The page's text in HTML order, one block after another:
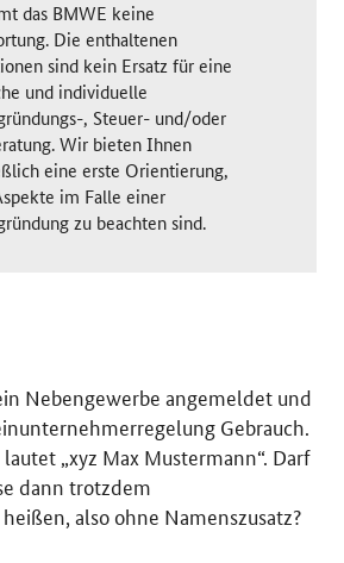
das BMWE keine
Die enthaltenen
sind kein Ersatz für eine
und individuelle
, Steuer- und/oder
Wir bieten Ihnen
eine erste Orientierung,
im Falle einer
zu beachten sind.
Nebengewerbe angemeldet und
Gebrauch.
„xyz Max Mustermann“. Darf
dann trotzdem
also ohne Namenszusatz?